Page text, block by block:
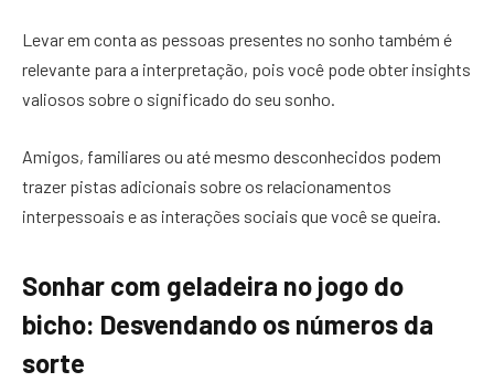
Levar em conta as pessoas presentes no sonho também é
relevante para a interpretação, pois você pode obter insights
valiosos sobre o significado do seu sonho.
Amigos, familiares ou até mesmo desconhecidos podem
trazer pistas adicionais sobre os relacionamentos
interpessoais e as interações sociais que você se queira.
Sonhar com geladeira no jogo do
bicho: Desvendando os números da
sorte